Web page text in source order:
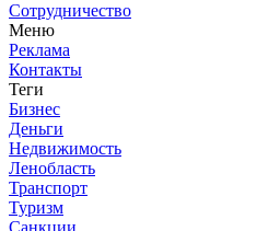
Сотрудничество
Меню
Реклама
Контакты
Теги
Бизнес
Деньги
Недвижимость
Ленобласть
Транспорт
Туризм
Санкции